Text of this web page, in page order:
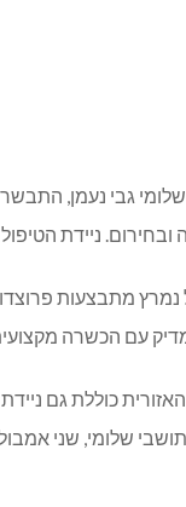
גבי נעמן,
ובחירום. ניידת
נמרץ מתבצעות
עם הכשרה
שלומי, שני